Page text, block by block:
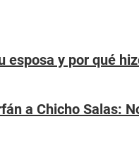
esposa y por qué
a Chicho Salas: